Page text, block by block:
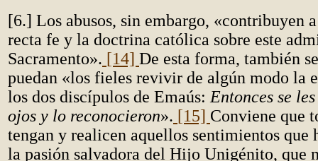
[6.] Los abusos, sin embargo, «contribuyen
recta fe y la doctrina católica sobre este
Sacramento». [14] De esta forma, también
puedan «los fieles revivir de algún modo la
los dos discípulos de Emaús: Entonces se
ojos y lo reconocieron». [15] Conviene que
tengan y realicen aquellos sentimientos que
la pasión salvadora del Hijo Unigénito, que